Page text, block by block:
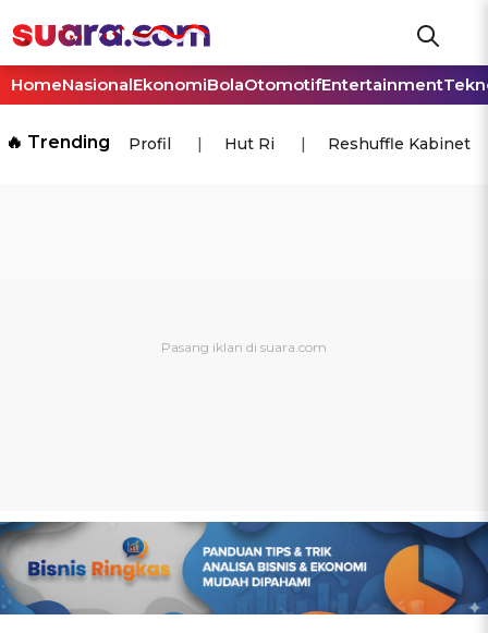
HomeNasionalEkonomiBolaOtomotifEntertainment
🔥 Trending Profil Hut Ri Reshuffle Kabinet